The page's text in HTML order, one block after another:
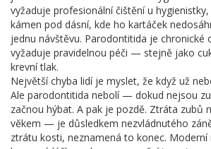
vyžaduje profesionální čištění u
kámen pod dásní, kde ho kartáček
jednu návštěvu. Parodontitida je chronické
vyžaduje pravidelnou péči — stejně jako
krevní tlak.
Největší chyba lidí je myslet, že když už
Ale parodontitida nebolí — dokud nejsou
začnou hýbat. A pak je pozdě. Ztráta zubů
věkem — je důsledkem nezvládnutého
ztrátu kosti, neznamená to konec.